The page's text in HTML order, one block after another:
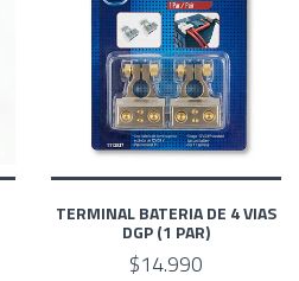
TERMINAL BATERIA DE 4 VIAS
DGP (1 PAR)
$14.990